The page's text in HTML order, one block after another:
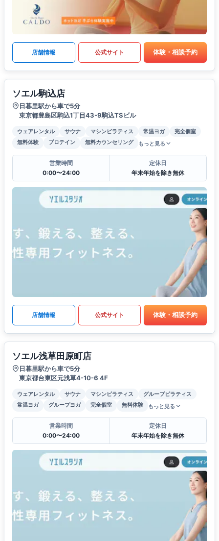
店舗情報 公式サイト 体験・相談予約
ソエル駒込店
日暮里駅から車で5分
東京都豊島区駒込1丁目43-9駒込TSビル
ウェアレンタル サウナ マシンピラティス 常温ヨガ
完全個室
無料体験
プロテイン 無料カウンセリング もっと見る
営業時間
0:00〜24:00
定休日
年末年始を除き無休
店舗情報 公式サイト 体験・相談予約
ソエル浅草田原町店
日暮里駅から車で5分
東京都台東区元浅草4-10-6 4F
ウェアレンタル サウナ マシンピラティス
グループピラティス
常温ヨガ
グループヨガ 完全個室 無料体験 もっと見る
営業時間
0:00〜24:00
定休日
年末年始を除き無休